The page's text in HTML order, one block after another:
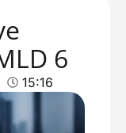
6
15:16